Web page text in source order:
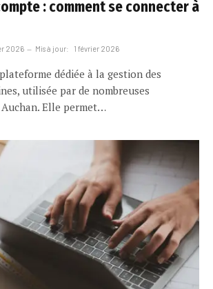
: comment se connecter à
2026 Mis à jour: 1 février 2026
dédiée à la gestion des
utilisée par de nombreuses
Elle permet…